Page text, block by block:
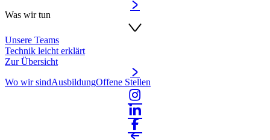
Was wir tun
Unsere Teams
Technik leicht erklärt
Zur Übersicht
Wo wir sindAusbildungOffene Stellen